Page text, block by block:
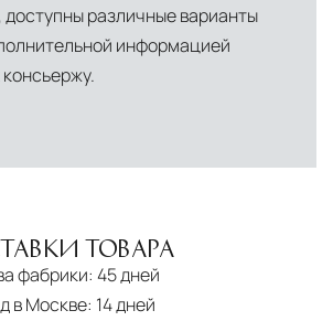
доступны различные варианты
информацией
ТОВАРА
фабрики: 45 дней
в Москве: 14 дней